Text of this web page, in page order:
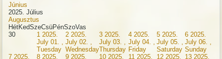
Június
2025. Július
Augusztus
HétKedSzeCsüPénSzoVas
30
1 2025.
July 01. ,
Tuesday
2 2025.
July 02. ,
Wednesday
3 2025.
July 03. ,
Thursday
4 2025.
July 04. ,
Friday
5 2025.
July 05. ,
Saturday
6 2025.
July 06. ,
Sunday
7 2025.
8 2025.
9 2025.
10 2025.
11 2025.
12 2025.
13 2025.